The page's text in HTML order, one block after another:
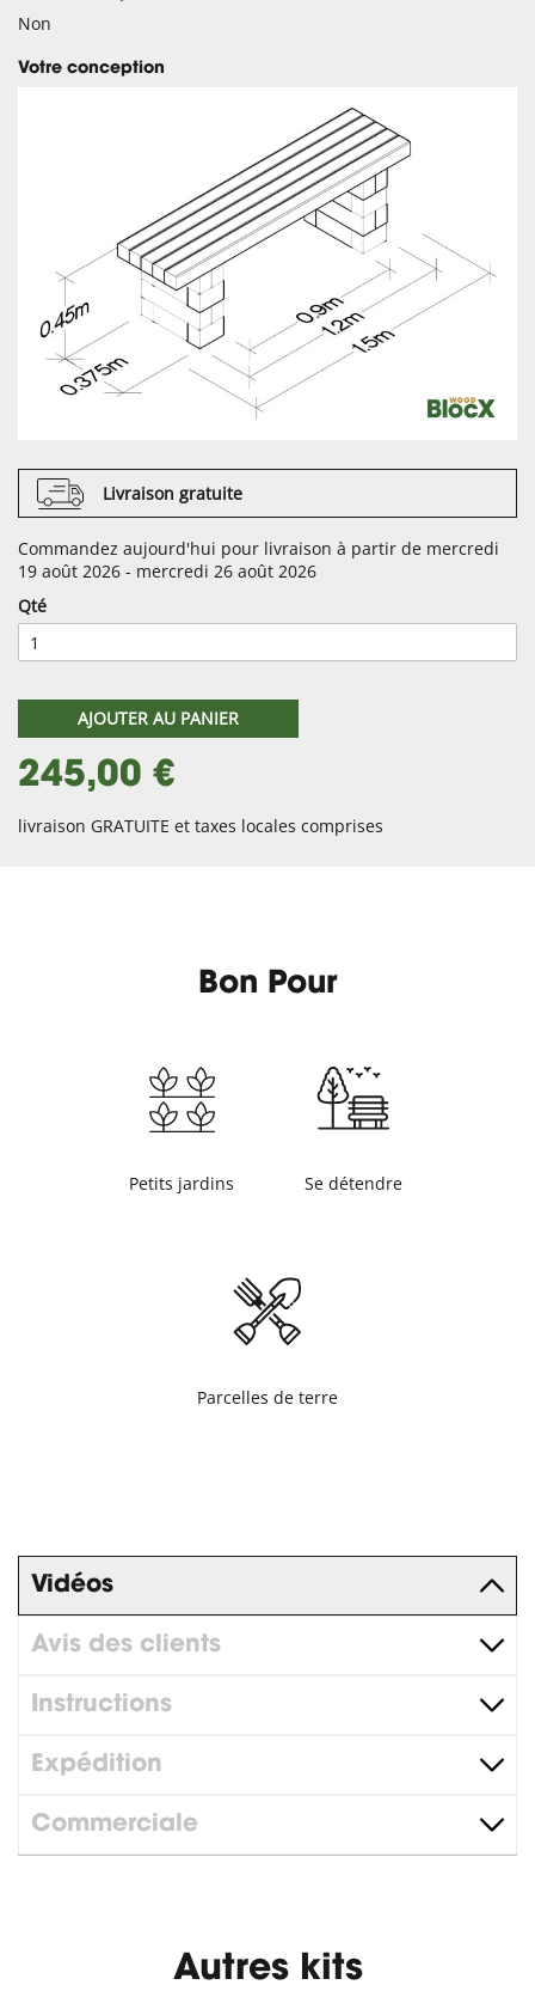
Non
Votre conception
Livraison gratuite
Commandez aujourd'hui pour livraison à partir de mercredi
19 août 2026 - mercredi 26 août 2026
Qté
AJOUTER AU PANIER
245,00 €
livraison GRATUITE et taxes locales comprises
Bon Pour
Petits jardins Se détendre
Parcelles de terre
Vidéos
Avis des clients
Instructions
Expédition
Commerciale
Autres kits